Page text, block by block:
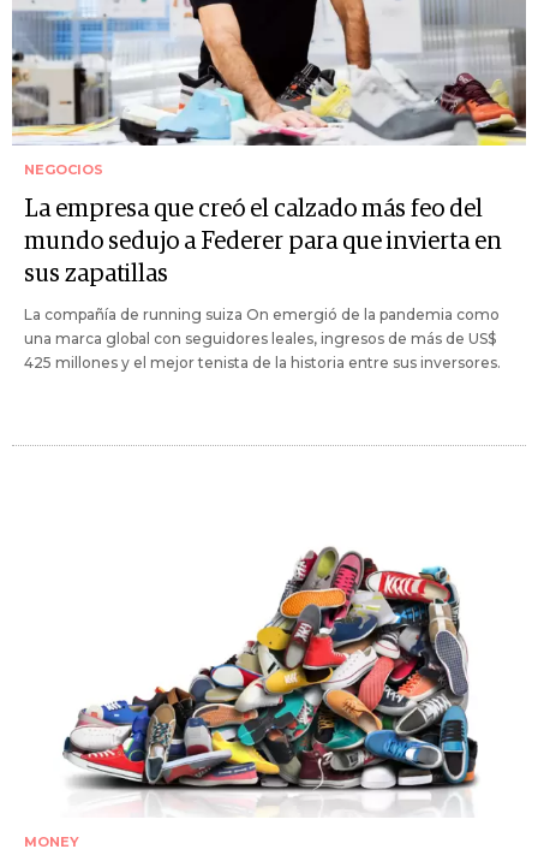
NEGOCIOS
La empresa que creó el calzado más feo del
mundo sedujo a Federer para que invierta en
sus zapatillas
La compañía de running suiza On emergió de la pandemia como
una marca global con seguidores leales, ingresos de más de US$
425 millones y el mejor tenista de la historia entre sus inversores.
MONEY